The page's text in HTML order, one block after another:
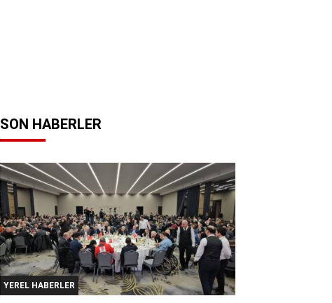
SON HABERLER
YEREL HABERLER